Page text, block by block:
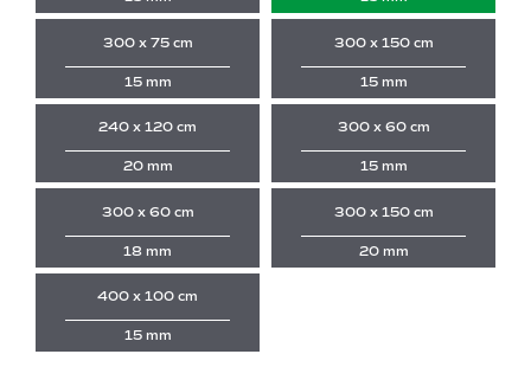
300 x 75 cm
15 mm
300 x 150 cm
15 mm
240 x 120 cm
20 mm
300 x 60 cm
15 mm
300 x 60 cm
18 mm
300 x 150 cm
20 mm
400 x 100 cm
15 mm